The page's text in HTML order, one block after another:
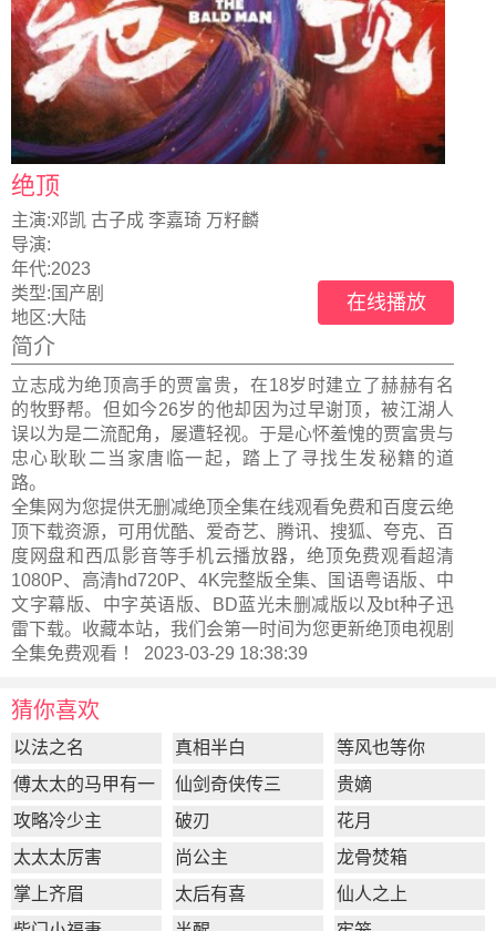
绝顶
主演:邓凯 古子成 李嘉琦 万籽麟
导演:
年代:2023
类型: 国产剧
地区:大陆
在线播放
简介
立志成为绝顶高手的贾富贵，在18岁时建立了赫赫有名
的牧野帮。但如今26岁的他却因为过早谢顶，被江湖人
误以为是二流配角，屡遭轻视。于是心怀羞愧的贾富贵与
忠心耿耿二当家唐临一起，踏上了寻找生发秘籍的道
路。
全集网为您提供无删减绝顶全集在线观看免费和百度云绝
顶下载资源，可用优酷、爱奇艺、腾讯、搜狐、夸克、百
度网盘和西瓜影音等手机云播放器，绝顶免费观看超清
1080P、高清hd720P、4K完整版全集、国语粤语版、中
文字幕版、中字英语版、BD蓝光未删减版以及bt种子迅
雷下载。收藏本站，我们会第一时间为您更新绝顶电视剧
全集免费观看 ！ 2023-03-29 18:38:39
猜你喜欢
以法之名 真相半白
等风也等你
傅太太的马甲有一
点多
仙剑奇侠传三
贵嫡
攻略冷少主
破刃
花月
太太太厉害
尚公主
龙骨焚箱
掌上齐眉
太后有喜
仙人之上